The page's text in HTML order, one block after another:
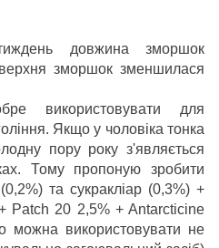
довжина зморшок
зморшок зменшилася
використовувати для
Якщо у чоловіка тонка
пору року з'являється
Тому пропоную зробити
та сукракліар (0,3%) +
Patch 20 2,5% + Antarcticine
можна використовувати не